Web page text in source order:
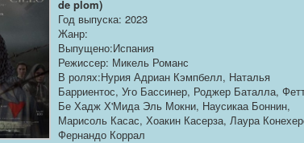
de plom)
Год выпуска: 2023
Жанр:
Выпущено:Испания
Режиссер: Микель Романс
В ролях:Нурия Адриан Кэмпбелл, Наталья
Барриентос, Уго Бассинер, Роджер Баталла,
Бе Хадж Х'Мида Эль Мокни, Наусикаа Боннин,
Марисоль Касас, Хоакин Касерза, Лаура
Фернандо Коррал